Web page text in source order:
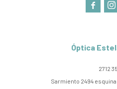
Óptica
2712
Sarmiento 2494
 